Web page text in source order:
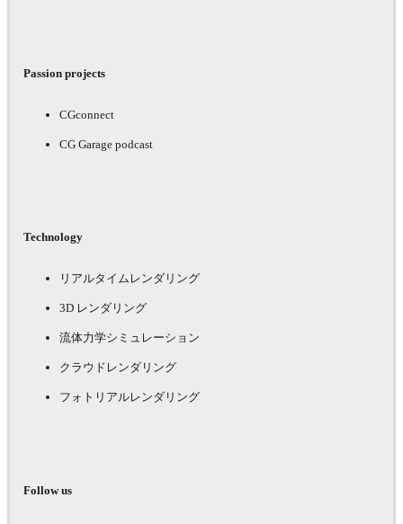
Passion projects
CGconnect
CG Garage podcast
Technology
リアルタイムレンダリング
3D レンダリング
流体力学シミュレーション
クラウドレンダリング
フォトリアルレンダリング
Follow us